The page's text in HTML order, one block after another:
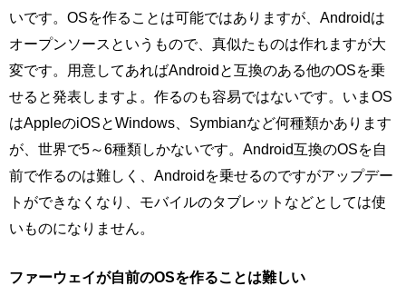
いです。OSを作ることは可能ではありますが、Androidは
オープンソースというもので、真似たものは作れますが大
変です。用意してあればAndroidと互換のある他のOSを乗
せると発表しますよ。作るのも容易ではないです。いまOS
はAppleのiOSとWindows、Symbianなど何種類かあります
が、世界で5～6種類しかないです。Android互換のOSを自
前で作るのは難しく、Androidを乗せるのですがアップデー
トができなくなり、モバイルのタブレットなどとしては使
いものになりません。
ファーウェイが自前のOSを作ることは難しい